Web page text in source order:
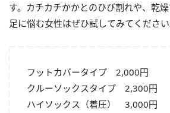
す。カチカチかかとのひび割れや、乾
足に悩む女性はぜひ試してみてください
フットカバータイプ 2,000円
クルーソックスタイプ 2,300円
ハイソックス（着圧） 3,000円